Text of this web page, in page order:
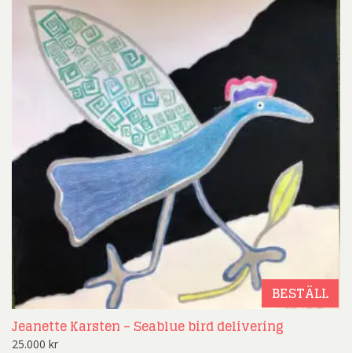
BESTÄLL
Jeanette Karsten – Seablue bird delivering
25.000 kr